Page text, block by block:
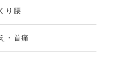
り腰
・首痛